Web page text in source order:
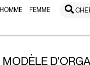
HOMME FEMME
MODÈLE